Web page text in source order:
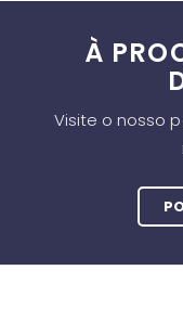
À
Visite o nosso